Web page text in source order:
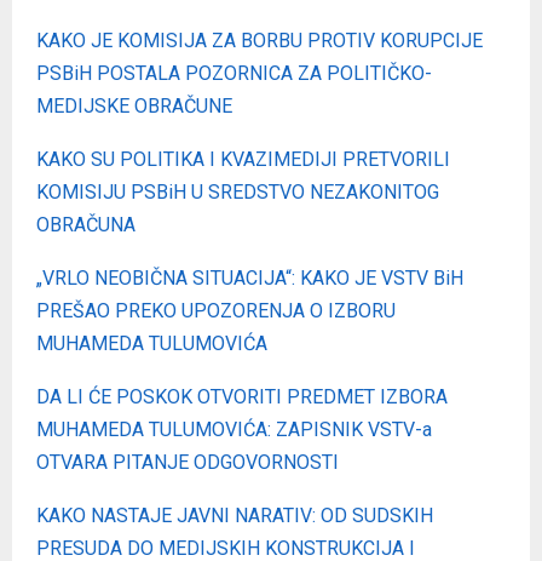
KAKO JE KOMISIJA ZA BORBU PROTIV KORUPCIJE
PSBiH POSTALA POZORNICA ZA POLITIČKO-
MEDIJSKE OBRAČUNE
KAKO SU POLITIKA I KVAZIMEDIJI PRETVORILI
KOMISIJU PSBiH U SREDSTVO NEZAKONITOG
OBRAČUNA
„VRLO NEOBIČNA SITUACIJA“: KAKO JE VSTV BiH
PREŠAO PREKO UPOZORENJA O IZBORU
MUHAMEDA TULUMOVIĆA
DA LI ĆE POSKOK OTVORITI PREDMET IZBORA
MUHAMEDA TULUMOVIĆA: ZAPISNIK VSTV-a
OTVARA PITANJE ODGOVORNOSTI
KAKO NASTAJE JAVNI NARATIV: OD SUDSKIH
PRESUDA DO MEDIJSKIH KONSTRUKCIJA I